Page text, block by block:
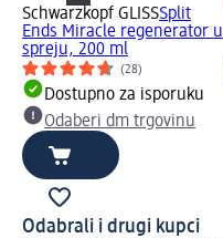
Schwarzkopf GLISSSplit
Ends Miracle regenerator u
spreju, 200 ml
(28)
Dostupno za isporuku
Odaberi dm trgovinu
Odabrali i drugi kupci